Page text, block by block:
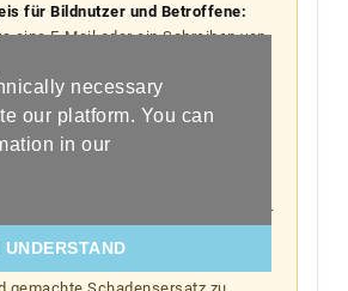
necessary
our platform. You can
in our
für Bildnutzer und Betroffene:
eine E-Mail oder ein Schreiben von
Re-Lizenzierung
Lizenzangebote auf
nicht mehr möglich. Die Klärung
Als gültige Einigung akzeptieren
ausschließlich den Erwerb der